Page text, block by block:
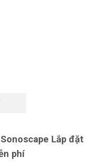
Lắp đặt
phí